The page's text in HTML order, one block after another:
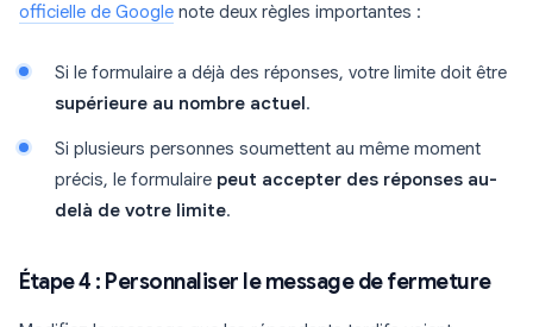
officielle de Google note deux règles importantes :
Si le formulaire a déjà des réponses, votre limite doit être
supérieure au nombre actuel.
Si plusieurs personnes soumettent au même moment
précis, le formulaire peut accepter des réponses au-
delà de votre limite.
Étape 4 : Personnaliser le message de fermeture